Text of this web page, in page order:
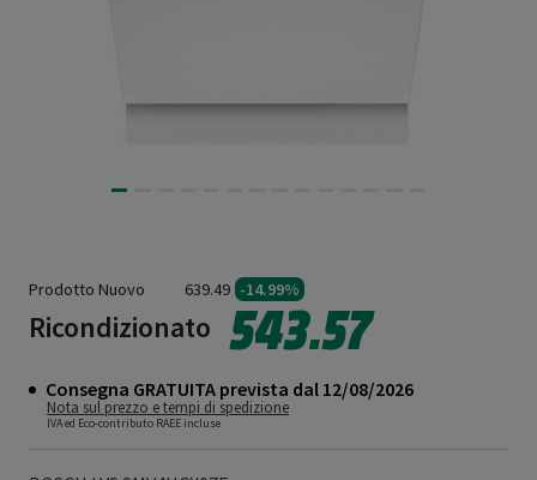
Prodotto Nuovo 639.49 -14.99%
Ricondizionato 543.57
Consegna GRATUITA prevista dal 12/08/2026
Nota sul prezzo e tempi di spedizione
IVA ed Eco-contributo RAEE incluse